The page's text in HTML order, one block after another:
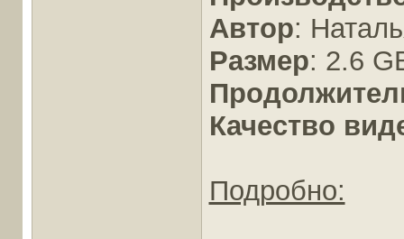
Автор:
Размер: 2.6
Качество
Подробно: